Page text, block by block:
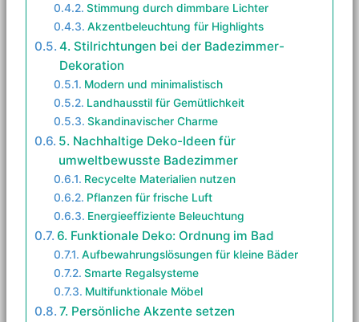
Stimmung durch dimmbare Lichter
Akzentbeleuchtung für Highlights
4. Stilrichtungen bei der Badezimmer-
Dekoration
Modern und minimalistisch
Landhausstil für Gemütlichkeit
Skandinavischer Charme
5. Nachhaltige Deko-Ideen für
umweltbewusste Badezimmer
Recycelte Materialien nutzen
Pflanzen für frische Luft
Energieeffiziente Beleuchtung
6. Funktionale Deko: Ordnung im Bad
Aufbewahrungslösungen für kleine Bäder
Smarte Regalsysteme
Multifunktionale Möbel
7. Persönliche Akzente setzen